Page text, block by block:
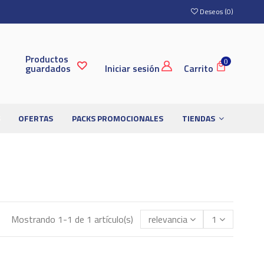
Deseos (0)
Productos
guardados Iniciar sesión 0
Carrito
OFERTAS PACKS PROMOCIONALES TIENDAS
Mostrando 1-1 de 1 artículo(s) relevancia 1